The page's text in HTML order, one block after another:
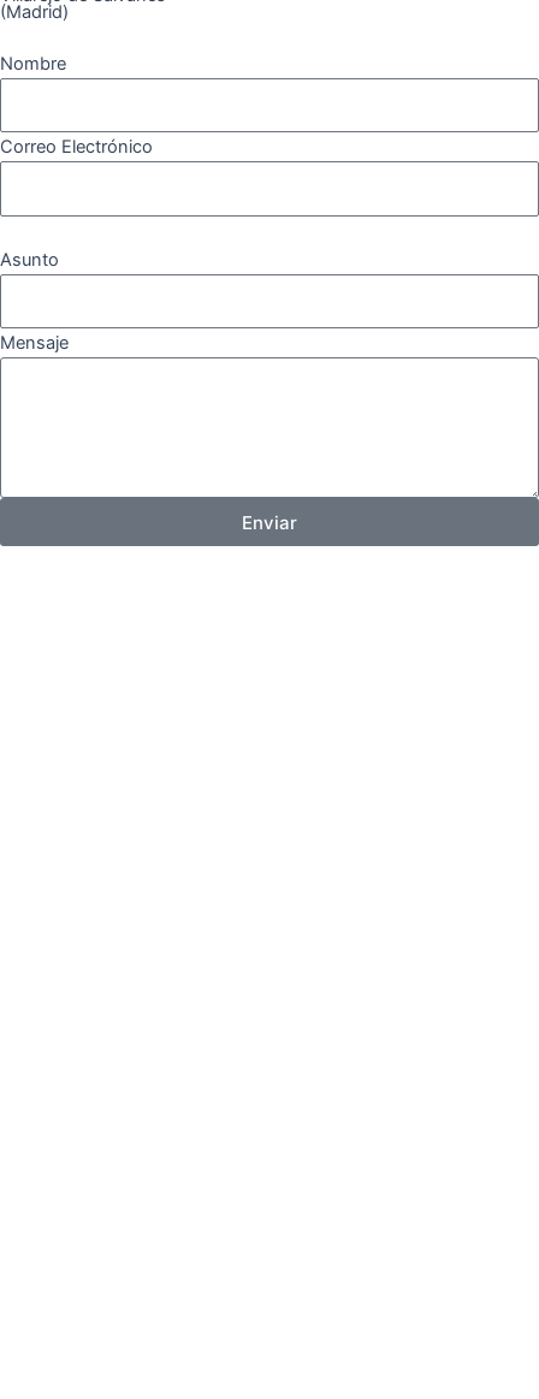
(Madrid)
Nombre
Correo Electrónico
Asunto
Mensaje
Enviar